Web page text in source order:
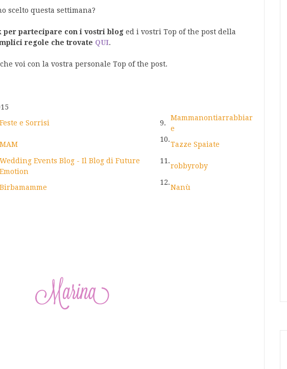
scelto questa settimana?
per partecipare con i vostri blog ed i vostri Top of the post della
regole che trovate QUI.
voi con la vostra personale Top of the post.
Feste e Sorrisi 9.
Mammanontiarrabbiar
e
MAM
10.
Tazze Spaiate
Wedding Events Blog - Il Blog di Future
Emotion
11.
robbyroby
Birbamamme
12.
Nanù